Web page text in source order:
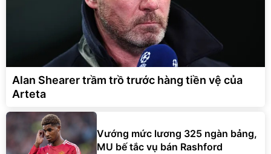
Alan Shearer trầm trồ trước hàng tiền vệ của
Arteta
Vướng mức lương 325 ngàn bảng,
MU bế tắc vụ bán Rashford